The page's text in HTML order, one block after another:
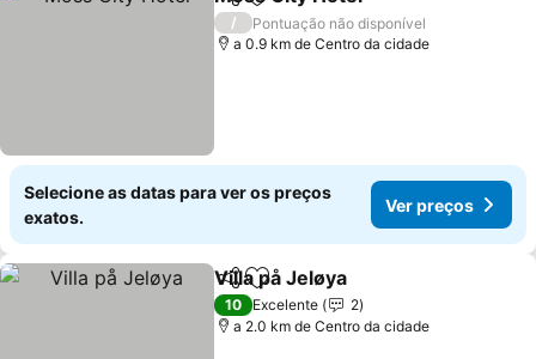
PartilharAdicionar aos favoritos
/
Pontuação não disponível
a 0.9 km de Centro da cidade
Selecione as datas para ver os preços
exatos.
Ver preços
PartilharAdicionar aos favoritos
Villa på Jeløya
10 Excelente
2
a 2.0 km de Centro da cidade